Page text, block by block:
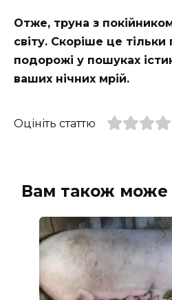
Отже, труна з
світу. Скоріше це тільки
подорожі у пошуках
ваших нічних мрій.
Оцініть статтю
Вам також може